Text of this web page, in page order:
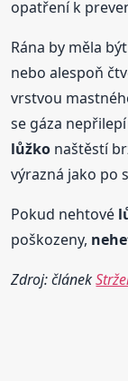
opatření k
Rána by měla
nebo alespoň
vrstvou
se gáza
lůžko naštěstí
výrazná jako po
Pokud nehtové
poškozeny,
Zdroj: článek